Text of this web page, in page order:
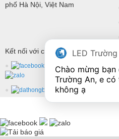
phố Hà Nội, Việt Nam
Kết nối với chúng tôi
LED
Chào mừng
Trường An, e
không ạ